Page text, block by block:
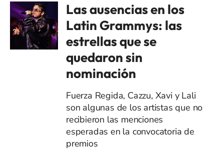
Las ausencias en los
Latin Grammys: las
estrellas que se
quedaron sin
nominación
Fuerza Regida, Cazzu, Xavi y Lali
son algunas de los artistas que no
recibieron las menciones
esperadas en la convocatoria de
premios